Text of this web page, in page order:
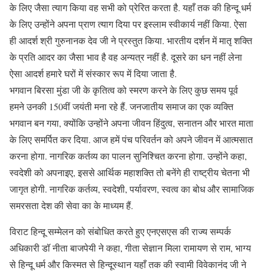
के लिए जैसा त्याग किया वह सभी को प्रेरित करता है. यहाँ तक की हिन्दू धर्म
के लिए उन्होंने अपना प्राण त्याग दिया पर इस्लाम स्वीकार्य नहीं किया. ऐसा
ही आदर्श श्री गुरुनानक देव जी ने प्रस्तुत किया. भारतीय दर्शन में मातृ शक्ति
के प्रति आदर का जैसा भाव है वह अन्यत्र नहीं है. दूसरे का धन नहीं लेना
ऐसा आदर्श हमारे घरों में संस्कार रूप में दिया जाता है.
भगवान बिरसा मुंडा जी के कृतित्व को स्मरण करने के लिए कुछ समय पूर्व
हमने उनकी 150वीं जयंती मना रहे हैं. जनजातीय समाज का एक व्यक्ति
भगवान बन गया, क्योंकि उन्होंने अपना जीवन हिंदुत्व, सनातन और भारत माता
के लिए समर्पित कर दिया. आज हमें पंच परिवर्तन को अपने जीवन में आत्मसात
करना होगा. नागरिक कर्तव्य का पालन सुनिश्चित करना होगा. उन्होंने कहा,
स्वदेशी को अपनाइए, इससे आर्थिक महाशक्ति तो बनेंगे ही राष्ट्रीय चेतना भी
जागृत होगी. नागरिक कर्तव्य, स्वदेशी, पर्यावरण, स्वत्व का बोध और सामाजिक
समरसता देश की सेवा का के माध्यम हैं.
विराट हिन्दू सम्मेलन को संबोधित करते हुए एनएसएस की राज्य सम्पर्क
अधिकारी डॉ नीता बाजपेयी ने कहा, गीता सेज्ञान मिला रामायण से राम, भाग्य
से हिन्दू धर्म और किस्मत से हिन्दूस्थान यहाँ तक की स्वामी विवेकानंद जी ने